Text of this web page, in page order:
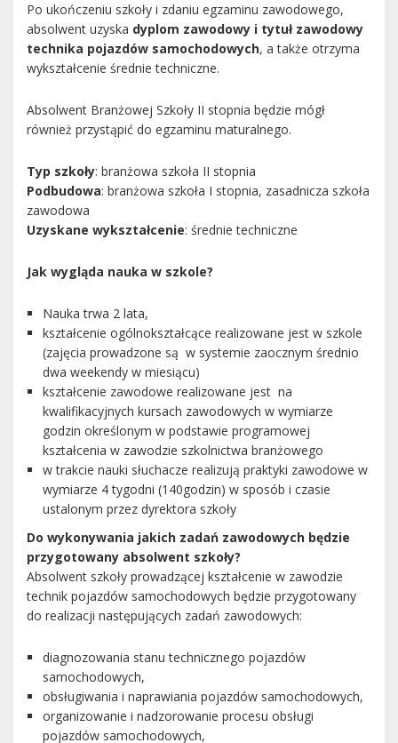
Po ukończeniu szkoły i zdaniu egzaminu zawodowego,
absolwent uzyska dyplom zawodowy i tytuł zawodowy
technika pojazdów samochodowych, a także otrzyma
wykształcenie średnie techniczne.
Absolwent Branżowej Szkoły II stopnia będzie mógł
również przystąpić do egzaminu maturalnego.
Typ szkoły: branżowa szkoła II stopnia
Podbudowa: branżowa szkoła I stopnia, zasadnicza szkoła
zawodowa
Uzyskane wykształcenie: średnie techniczne
Jak wygląda nauka w szkole?
Nauka trwa 2 lata,
kształcenie ogólnokształcące realizowane jest w szkole
(zajęcia prowadzone są w systemie zaocznym średnio
dwa weekendy w miesiącu)
kształcenie zawodowe realizowane jest na
kwalifikacyjnych kursach zawodowych w wymiarze
godzin określonym w podstawie programowej
kształcenia w zawodzie szkolnictwa branżowego
w trakcie nauki słuchacze realizują praktyki zawodowe w
wymiarze 4 tygodni (140godzin) w sposób i czasie
ustalonym przez dyrektora szkoły
Do wykonywania jakich zadań zawodowych będzie
przygotowany absolwent szkoły?
Absolwent szkoły prowadzącej kształcenie w zawodzie
technik pojazdów samochodowych będzie przygotowany
do realizacji następujących zadań zawodowych:
diagnozowania stanu technicznego pojazdów
samochodowych,
obsługiwania i naprawiania pojazdów samochodowych,
organizowanie i nadzorowanie procesu obsługi
pojazdów samochodowych,